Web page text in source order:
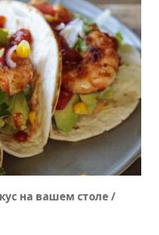
на вашем столе /